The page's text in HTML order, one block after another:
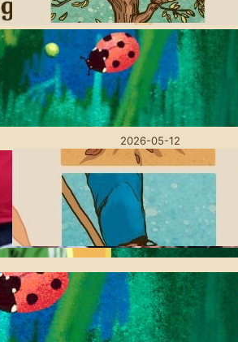
2026-06-05
Lurra oinarri,
bidean:
goizeko
antolatu ditugu
2026-05-12
Eskola Haziak:
baratzean
2026-04-16